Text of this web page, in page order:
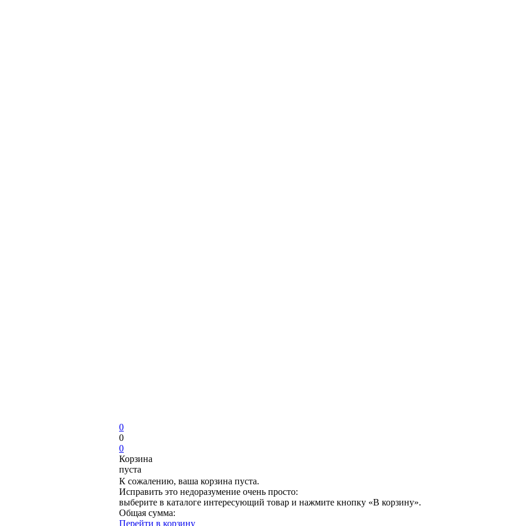
0
0
0
Корзина
пуста
К сожалению, ваша корзина пуста.
Исправить это недоразумение очень просто:
выберите в каталоге интересующий товар и нажмите кнопку «В корзину».
Общая сумма:
Перейти в корзину